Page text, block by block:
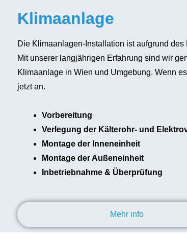
Klimaanlage
Die Klimaanlagen-Installation ist aufgrund
Mit unserer langjährigen Erfahrung sind wir
Klimaanlage in Wien und Umgebung. Wenn
jetzt an.
Vorbereitung
Verlegung der Kälterohr- und
Montage der Inneneinheit
Montage der Außeneinheit
Inbetriebnahme & Überprüfung
Mehr info